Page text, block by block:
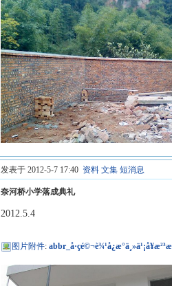
发表于 2012-5-7 17:40 资料 文集 短消息
奈河桥小学落成典礼
2012.5.4
图片附件: